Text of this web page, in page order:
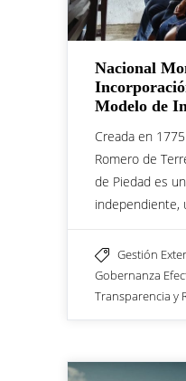
Nacional
Modelo de
Creada en
Romero de
de Piedad es
independiente,
Gestión
Gobernanza
Transparencia y